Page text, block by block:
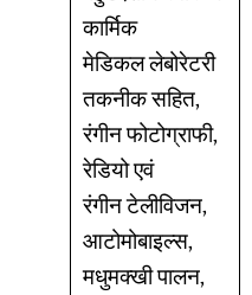
कार्मिक
मेडिकल लेबोरेटरी
तकनीक सहित,
रंगीन फोटोग्राफी,
रेडियो एवं
रंगीन टेलीविजन,
आटोमोबाइल्स,
मधुमक्खी पालन,